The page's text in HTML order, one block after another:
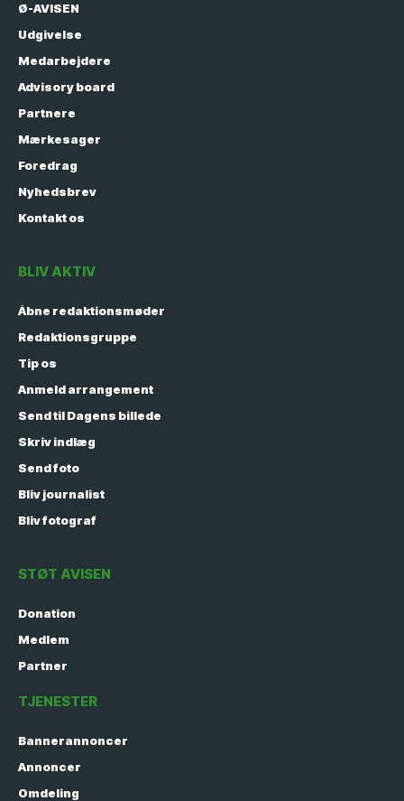
Ø-AVISEN
Udgivelse
Medarbejdere
Advisory board
Partnere
Mærkesager
Foredrag
Nyhedsbrev
Kontakt os
BLIV AKTIV
Åbne redaktionsmøder
Redaktionsgruppe
Tip os
Anmeld arrangement
Send til Dagens billede
Skriv indlæg
Send foto
Bliv journalist
Bliv fotograf
STØT AVISEN
Donation
Medlem
Partner
TJENESTER
Bannerannoncer
Annoncer
Omdeling